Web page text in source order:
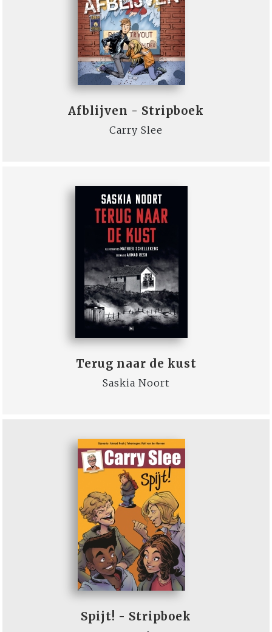
Afblijven - Stripboek
Carry Slee
Terug naar de kust
Saskia Noort
Spijt! - Stripboek